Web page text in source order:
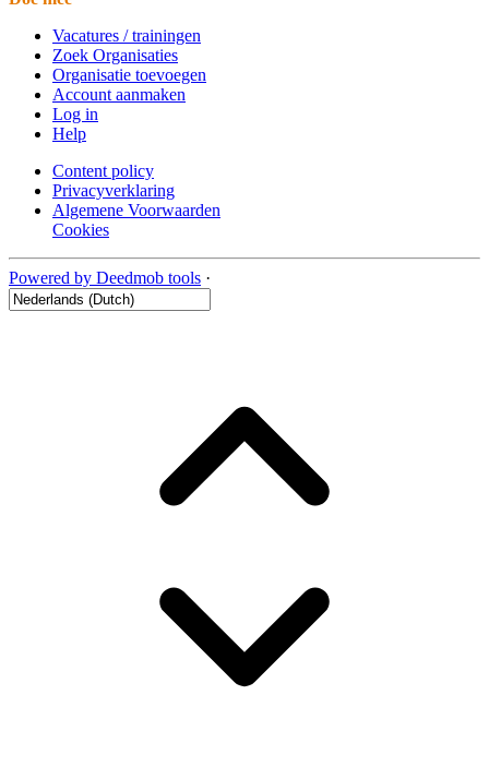
Vacatures / trainingen
Zoek Organisaties
Organisatie toevoegen
Account aanmaken
Log in
Help
Content policy
Privacyverklaring
Algemene Voorwaarden
Cookies
Powered by Deedmob tools ·